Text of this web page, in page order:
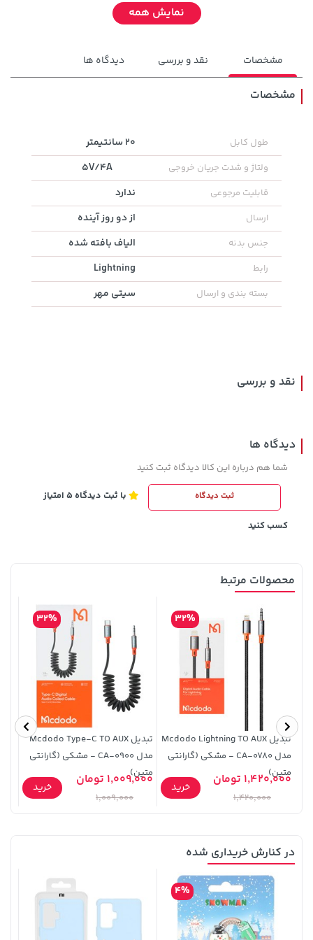
141,000 تومان
165,900
1,109,000 تومان
119,900 تومان خرید
148,000 تومان
5,454,000
خرید 169,900 تومان خرید
5,630,000 تومان
6,580,000
خرید
نمایش همه
مشخصات نقد و بررسی دیدگاه ها
مشخصات
طول کابل 20 سانتیمتر
ولتاژ و شدت جریان خروجی 5V/4A
قابلیت مرجوعی ندارد
ارسال از دو روز آینده
جنس بدنه الیاف بافته شده
رابط Lightning
بسته بندی و ارسال سیتی مهر
نقد و بررسی
دیدگاه ها
شما هم درباره این کالا دیدگاه ثبت کنید
ثبت دیدگاه با ثبت دیدگاه 5 امتیاز
کسب کنید
محصولات مرتبط
تبدیل Mcdodo Lightning TO AUX
مدل CA-0780 - مشکی (گارانتی
متین)
32%
1,420,000 تومان
1,420,000
خرید
تبدیل Mcdodo Type-C TO AUX
مدل CA-0900 - مشکی (گارانتی
متین)
32%
1,009,000 تومان
1,009,000
خرید
در کنارش خریداری شده
4%